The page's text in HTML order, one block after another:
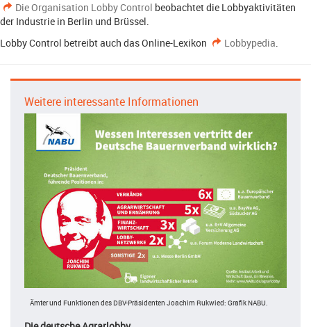
Die Organisation Lobby Control beobachtet die Lobbyaktivitäten
der Industrie in Berlin und Brüssel.
Lobby Control betreibt auch das Online-Lexikon
Lobbypedia.
Weitere interessante Informationen
Ämter und Funktionen des DBV-Präsidenten Joachim Rukwied: Grafik NABU.